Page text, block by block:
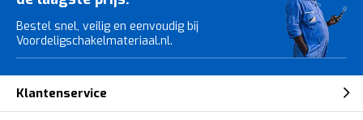
Bestel snel, veilig en eenvoudig bij
Voordeligschakelmateriaal.nl.
Klantenservice